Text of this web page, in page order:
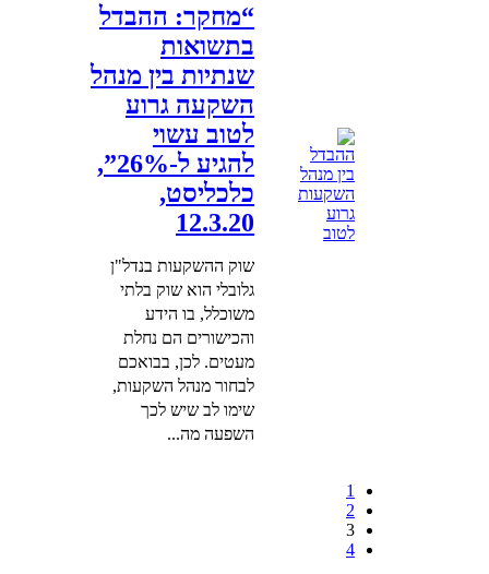
“מחקר: ההבדל
בתשואות
שנתיות בין מנהל
השקעה גרוע
לטוב עשוי
להגיע ל-26%”,
כלכליסט,
12.3.20
שוק ההשקעות בנדל"ן
גלובלי הוא שוק בלתי
משוכלל, בו הידע
והכישורים הם נחלת
מעטים. לכן, בבואכם
לבחור מנהל השקעות,
שימו לב שיש לכך
השפעה מה...
1
2
3
4